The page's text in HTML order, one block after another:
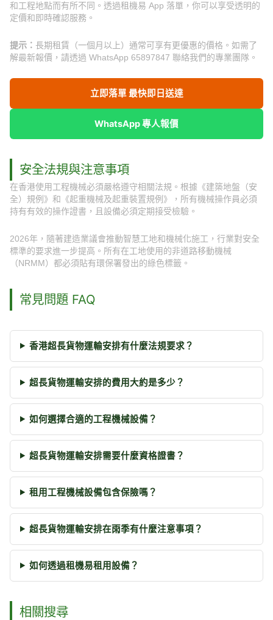
和工程地點而有所不同。透過租機易 App 落單，你可以享受透明的
定價和即時確認服務。
提示： 長期租賃（一個月以上）通常可享有更優惠的價格。如需了
解最新報價，請透過 WhatsApp 65897847 聯絡我們的專業團隊。
立即落單 最快即日送達
WhatsApp 專人報價
安全法規與注意事項
在香港使用工程機械必須嚴格遵守相關法規。根據《建築地盤（安
全）規例》和《起重機械及起重裝置規例》，所有機械操作員必須
持有有效的操作證書，且設備必須定期接受檢驗。
2026年，隨著建造業議會推動智慧工地和機械化施工，行業對安全
標準的要求進一步提高。所有在工地使用的非道路移動機械
（NRMM）都必須貼有環保署發出的綠色標籤。
常見問題 FAQ
香港超長貨物運輸安排有什麼法規要求？
超長貨物運輸安排的費用大約是多少？
如何選擇合適的工程機械設備？
超長貨物運輸安排需要什麼資格證書？
租用工程機械設備包含保險嗎？
超長貨物運輸安排在雨季有什麼注意事項？
如何透過租機易租用設備？
相關搜尋